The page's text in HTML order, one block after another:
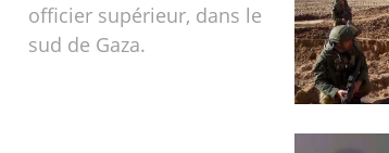
officier supérieur, dans le
sud de Gaza.